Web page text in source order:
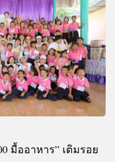
มื้ออาหาร” เติมรอย